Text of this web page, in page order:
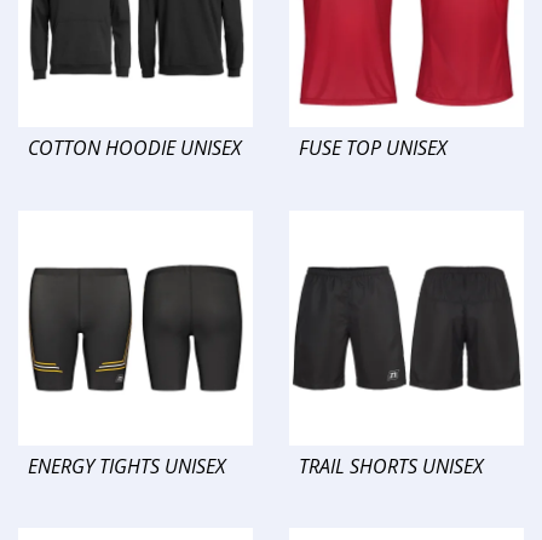
COTTON HOODIE UNISEX FUSE TOP UNISEX
ENERGY TIGHTS UNISEX TRAIL SHORTS UNISEX